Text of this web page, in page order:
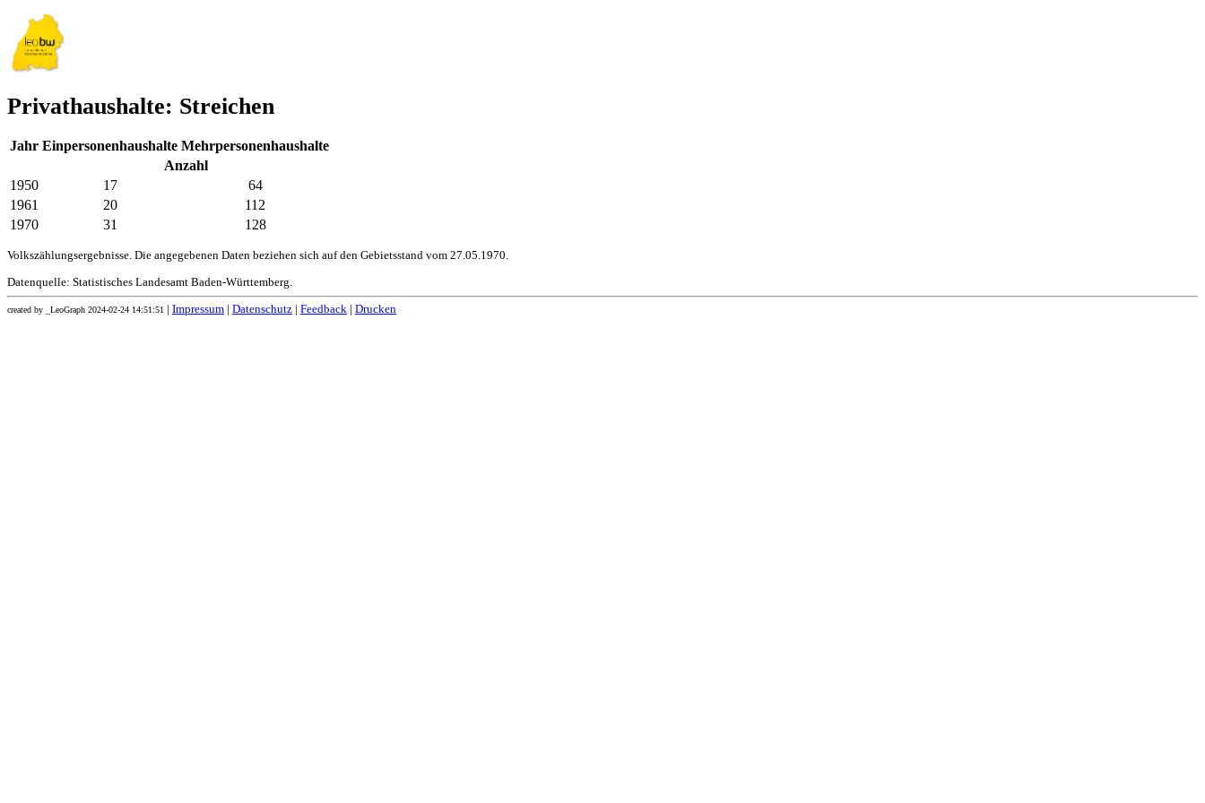
Privathaushalte: Streichen
Jahr Einpersonenhaushalte Mehrpersonenhaushalte
Anzahl
1950
17
64
1961
20
112
1970
31 128
Volkszählungsergebnisse. Die angegebenen Daten beziehen sich auf den Gebietsstand vom 27.05.1970.
Datenquelle: Statistisches Landesamt Baden-Württemberg.
created by _LeoGraph 2024-02-24 14:51:51 Impressum Datenschutz Feedback Drucken